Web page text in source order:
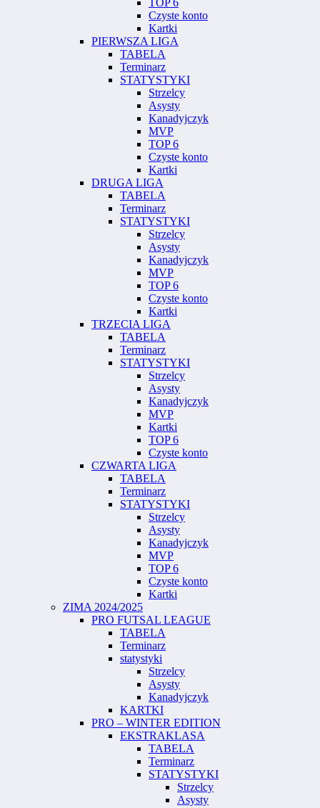
Czyste konto
Kartki
PIERWSZA LIGA
TABELA
Terminarz
STATYSTYKI
Strzelcy
Asysty
Kanadyjczyk
MVP
TOP 6
Czyste konto
Kartki
DRUGA LIGA
TABELA
Terminarz
STATYSTYKI
Strzelcy
Asysty
Kanadyjczyk
MVP
TOP 6
Czyste konto
Kartki
TRZECIA LIGA
TABELA
Terminarz
STATYSTYKI
Strzelcy
Asysty
Kanadyjczyk
MVP
Kartki
TOP 6
Czyste konto
CZWARTA LIGA
TABELA
Terminarz
STATYSTYKI
Strzelcy
Asysty
Kanadyjczyk
MVP
TOP 6
Czyste konto
Kartki
ZIMA 2024/2025
PRO FUTSAL LEAGUE
TABELA
Terminarz
statystyki
Strzelcy
Asysty
Kanadyjczyk
KARTKI
PRO – WINTER EDITION
EKSTRAKLASA
TABELA
Terminarz
STATYSTYKI
Strzelcy
Asysty